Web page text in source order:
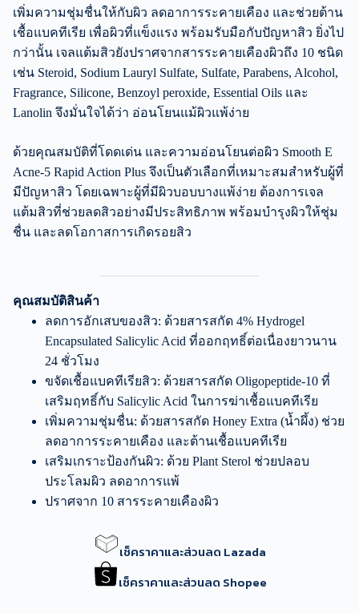
เพิ่มความชุ่มชื่นให้กับผิว ลดอาการระคายเคือง และช่วยต้าน
เชื้อแบคทีเรีย เพื่อผิวที่แข็งแรง พร้อมรับมือกับปัญหาสิว ยิ่งไป
กว่านั้น เจลแต้มสิวยังปราศจากสารระคายเคืองผิวถึง 10 ชนิด
เช่น Steroid, Sodium Lauryl Sulfate, Sulfate, Parabens, Alcohol,
Fragrance, Silicone, Benzoyl peroxide, Essential Oils และ
Lanolin จึงมั่นใจได้ว่า อ่อนโยนแม้ผิวแพ้ง่าย
ด้วยคุณสมบัติที่โดดเด่น และความอ่อนโยนต่อผิว Smooth E
Acne-5 Rapid Action Plus จึงเป็นตัวเลือกที่เหมาะสมสำหรับผู้ที่
มีปัญหาสิว โดยเฉพาะผู้ที่มีผิวบอบบางแพ้ง่าย ต้องการเจล
แต้มสิวที่ช่วยลดสิวอย่างมีประสิทธิภาพ พร้อมบำรุงผิวให้ชุ่ม
ชื่น และลดโอกาสการเกิดรอยสิว
คุณสมบัติสินค้า
ลดการอักเสบของสิว: ด้วยสารสกัด 4% Hydrogel
Encapsulated Salicylic Acid ที่ออกฤทธิ์ต่อเนื่องยาวนาน
24 ชั่วโมง
ขจัดเชื้อแบคทีเรียสิว: ด้วยสารสกัด Oligopeptide-10 ที่
เสริมฤทธิ์กับ Salicylic Acid ในการฆ่าเชื้อแบคทีเรีย
เพิ่มความชุ่มชื่น: ด้วยสารสกัด Honey Extra (น้ำผึ้ง) ช่วย
ลดอาการระคายเคือง และต้านเชื้อแบคทีเรีย
เสริมเกราะป้องกันผิว: ด้วย Plant Sterol ช่วยปลอบ
ประโลมผิว ลดอาการแพ้
ปราศจาก 10 สารระคายเคืองผิว
เช็คราคาและส่วนลด Lazada
เช็คราคาและส่วนลด Shopee